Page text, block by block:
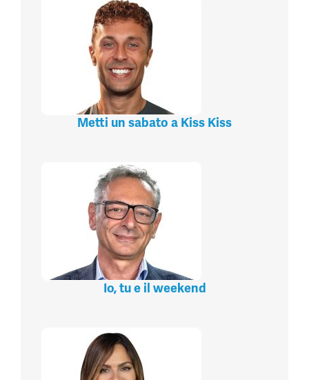
Metti un sabato a Kiss Kiss
Io, tu e il weekend